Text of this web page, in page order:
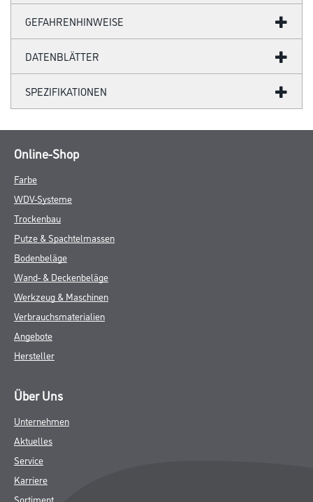
GEFAHRENHINWEISE
DATENBLÄTTER
SPEZIFIKATIONEN
Online-Shop
Farbe
WDV-Systeme
Trockenbau
Putze & Spachtelmassen
Bodenbeläge
Wand- & Deckenbeläge
Werkzeug & Maschinen
Verbrauchsmaterialien
Angebote
Hersteller
Über Uns
Unternehmen
Aktuelles
Service
Karriere
Sortiment